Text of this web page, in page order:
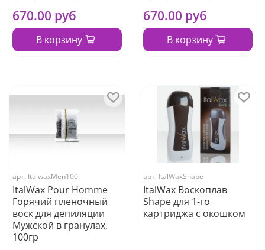
670.00 руб
В корзину
670.00 руб
В корзину
арт. ItalwaxMen100
ItalWax Pour Homme
Горячий пленочный
воск для депиляции
Мужской в гранулах,
100гр
арт. ItalWaxShape
ItalWax Воскоплав
Shape для 1-го
картриджа с окошком